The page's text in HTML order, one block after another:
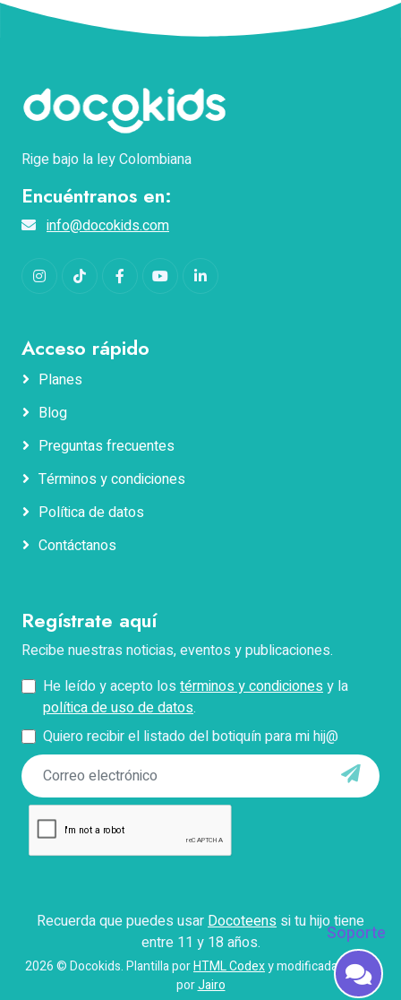
Rige bajo la ley Colombiana
Encuéntranos en:
info@docokids.com
InstagramTikTok FacebookYouTubeLinkedIn
Acceso rápido
Planes
Blog
Preguntas frecuentes
Términos y condiciones
Política de datos
Contáctanos
Regístrate aquí
Recibe nuestras noticias, eventos y publicaciones.
He leído y acepto los términos y condicionesy la
política de uso de datos.
Quiero recibir el listado del botiquín para mi hij@
Enviar
Recuerda que puedes usarDocoteens si tu hijo tiene
entre 11 y 18 años.
2026 © Docokids. Plantilla porHTML Codexy modificada con
porJairo
Soporte
Nombres
Apellidos
Teléfono
Pregunta
*Describe tu problema con el pago, facturación o
nuestrostérminos y condiciones.
Iniciar